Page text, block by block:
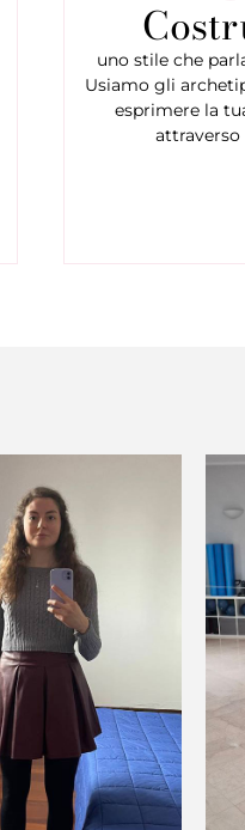
uno stile che
Usiamo gli
esprimere la
attraverso